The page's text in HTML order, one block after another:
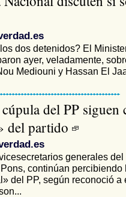
dos detenidos? El
ayer, veladamente,
Mediouni y Hassan El
del PP siguen
del partido
generales del
continúan percibiendo
del PP, según reconoció a